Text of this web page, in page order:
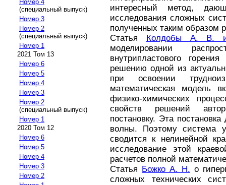
Номер 4
(специальный выпуск)
Номер 3
Номер 2
(специальный выпуск)
Номер 1
2021 Том 13
Номер 6
Номер 5
Номер 4
Номер 3
Номер 2
(специальный выпуск)
Номер 1
2020 Том 12
Номер 6
Номер 5
Номер 4
Номер 3
Номер 2
интересный метод,
исследования сложных
полученных таким образом
Статья Колдобы А. В.
моделировании
внутрипластового
решению одной из
при освоении
математическая модель
физико-химических
свойств решений
постановку. Эта
волны. Поэтому система
сводится к нелинейной
исследование этой
расчетов полной
Статья Божко А. Н. о
сложных технических